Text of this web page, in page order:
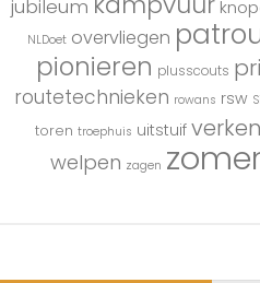
jubileum
NLDoet overvliegen
pionieren plusscouts
routetechnieken rowans rsw
toren troephuis uitstuif
welpen zagen